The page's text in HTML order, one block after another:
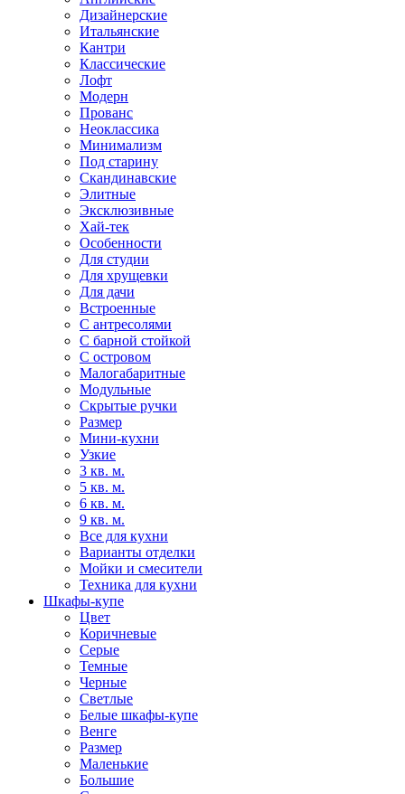
Дизайнерские
Итальянские
Кантри
Классические
Лофт
Модерн
Прованс
Неоклассика
Минимализм
Под старину
Скандинавские
Элитные
Эксклюзивные
Хай-тек
Особенности
Для студии
Для хрущевки
Для дачи
Встроенные
С антресолями
С барной стойкой
С островом
Малогабаритные
Модульные
Скрытые ручки
Размер
Мини-кухни
Узкие
3 кв. м.
5 кв. м.
6 кв. м.
9 кв. м.
Все для кухни
Варианты отделки
Мойки и смесители
Техника для кухни
Шкафы-купе
Цвет
Коричневые
Серые
Темные
Черные
Светлые
Белые шкафы-купе
Венге
Размер
Маленькие
Большие